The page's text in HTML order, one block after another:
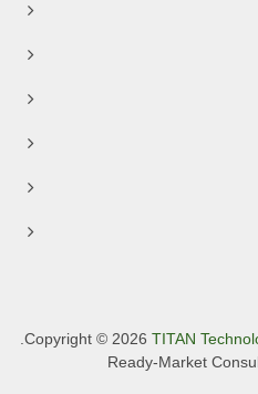
Copyright © 2026 TITAN
Ready-Market